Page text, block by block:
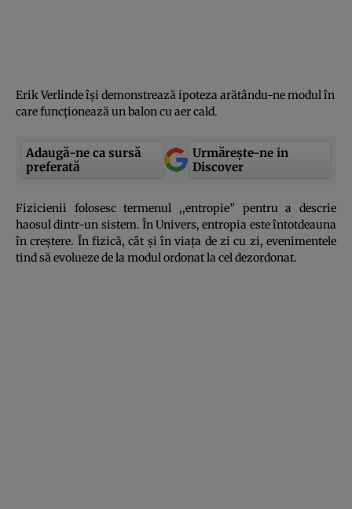
Erik Verlinde îşi demonstrează ipoteza arătându-ne modul în
care funcţionează un balon cu aer cald.
Adaugă-ne ca sursă
preferată
Urmărește-ne in
Discover
Fizicienii folosesc termenul ,,entropie” pentru a descrie
haosul dintr-un sistem. În Univers, entropia este întotdeauna
în creştere. În fizică, cât şi în viaţa de zi cu zi, evenimentele
tind să evolueze de la modul ordonat la cel dezordonat.